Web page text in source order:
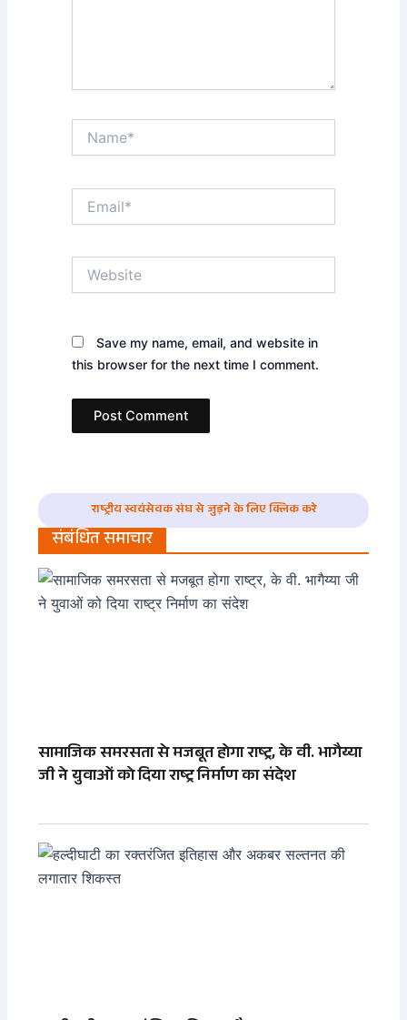
Save my name, email, and website in
this browser for the next time I comment.
राष्ट्रीय स्वयंसेवक संघ से जुड़ने के लिए क्लिक करे
संबंधित समाचार
सामाजिक समरसता से मजबूत होगा राष्ट्र, के वी. भागैय्या
जी ने युवाओं को दिया राष्ट्र निर्माण का संदेश